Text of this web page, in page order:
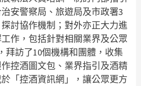
安警察局、旅遊局及市政署3
討協作機制；對外亦正大力進
作，包括針對相關業界及公眾
拜訪了10個機構和團體，收集
控酒圖文包、業界指引及酒精
「控酒資訊網」，讓公眾更方